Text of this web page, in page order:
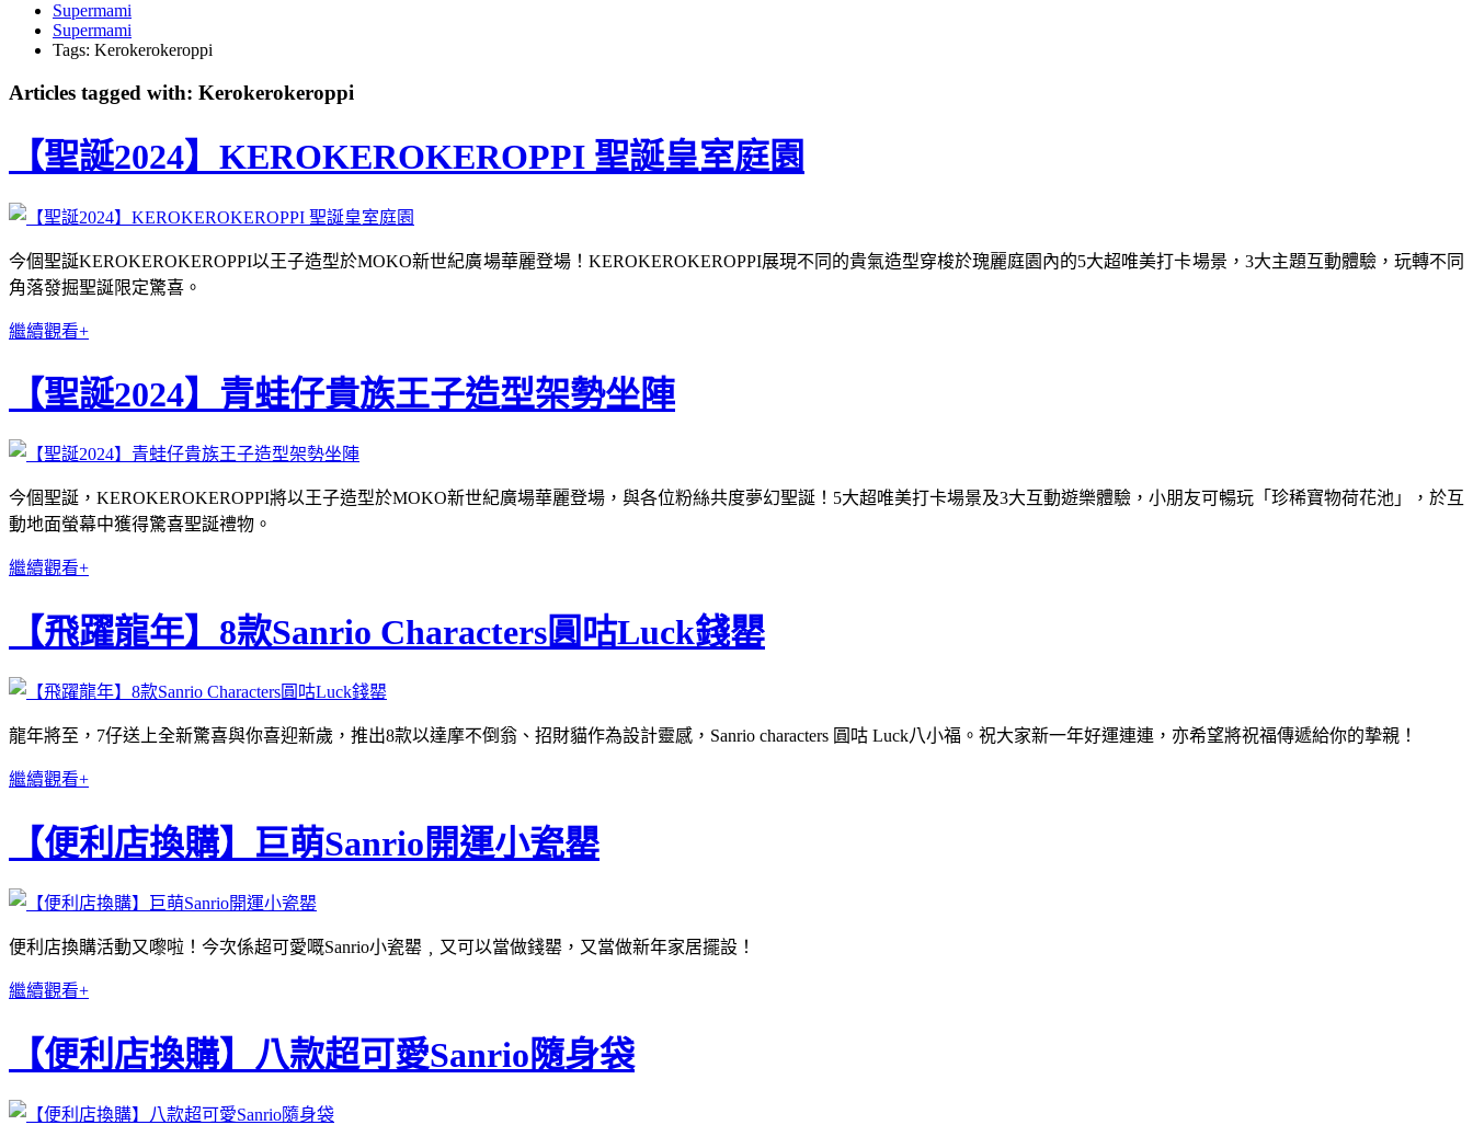
Supermami
Supermami
Tags: Kerokerokeroppi
Articles tagged with: Kerokerokeroppi
【聖誕2024】KEROKEROKEROPPI 聖誕皇室庭園
今個聖誕KEROKEROKEROPPI以王子造型於MOKO新世紀廣場華麗登場！KEROKEROKEROPPI展現不同的貴氣造型穿梭於瑰麗庭園內的5大超唯美打卡場景，3大主題互動體驗，玩轉不同
角落發掘聖誕限定驚喜。
繼續觀看+
【聖誕2024】青蛙仔貴族王子造型架勢坐陣
今個聖誕，KEROKEROKEROPPI將以王子造型於MOKO新世紀廣場華麗登場，與各位粉絲共度夢幻聖誕！5大超唯美打卡場景及3大互動遊樂體驗，小朋友可暢玩「珍稀寶物荷花池」，於互
動地面螢幕中獲得驚喜聖誕禮物。
繼續觀看+
【飛躍龍年】8款Sanrio Characters圓咕Luck錢罌
龍年將至，7仔送上全新驚喜與你喜迎新歲，推出8款以達摩不倒翁、招財貓作為設計靈感，Sanrio characters 圓咕 Luck八小福。祝大家新一年好運連連，亦希望將祝福傳遞給你的摯親！
繼續觀看+
【便利店換購】巨萌Sanrio開運小瓷罌
便利店換購活動又嚟啦！今次係超可愛嘅Sanrio小瓷罌﹐又可以當做錢罌，又當做新年家居擺設！
繼續觀看+
【便利店換購】八款超可愛Sanrio隨身袋